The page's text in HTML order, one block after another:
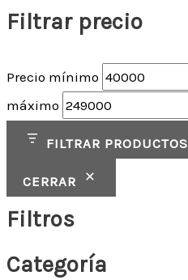
Filtrar precio
Precio mínimo
máximo
FILTRAR PRODUCTOS
CERRAR
Filtros
Categoría